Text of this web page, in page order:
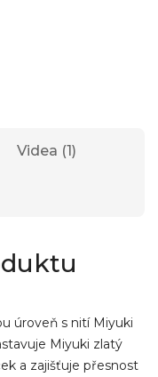
Videa (1)
úroveň s nití Miyuki
Miyuki zlatý
a zajišťuje přesnost